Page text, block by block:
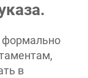
формально
в